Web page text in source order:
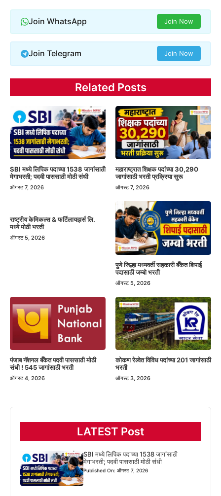
Join WhatsApp Join Now
Join Telegram Join Now
Related Posts
SBI मध्ये लिपिक पदाच्या 1538 जागांसाठी
मेगाभरती; पदवी पाससाठी मोठी संधी
ऑगस्ट 7, 2026
महाराष्ट्रात शिक्षक पदांच्या 30,290
जागांसाठी भरती प्रक्रिया सुरू
ऑगस्ट 7, 2026
राष्ट्रीय केमिकल्स & फर्टिलायझर्स लि.
मध्ये मोठी भरती
ऑगस्ट 5, 2026
पुणे जिल्हा मध्यवर्ती सहकारी बँकेत शिपाई
पदासाठी जम्बो भरती
ऑगस्ट 5, 2026
पंजाब नॅशनल बँकेत पदवी पाससाठी मोठी
संधी ! 545 जागांसाठी भरती
ऑगस्ट 4, 2026
कोकण रेल्वेत विविध पदांच्या 201 जागांसाठी
भरती
ऑगस्ट 3, 2026
LATEST Post
SBI मध्ये लिपिक पदाच्या 1538 जागांसाठी
मेगाभरती; पदवी पाससाठी मोठी संधी
Published On: ऑगस्ट 7, 2026